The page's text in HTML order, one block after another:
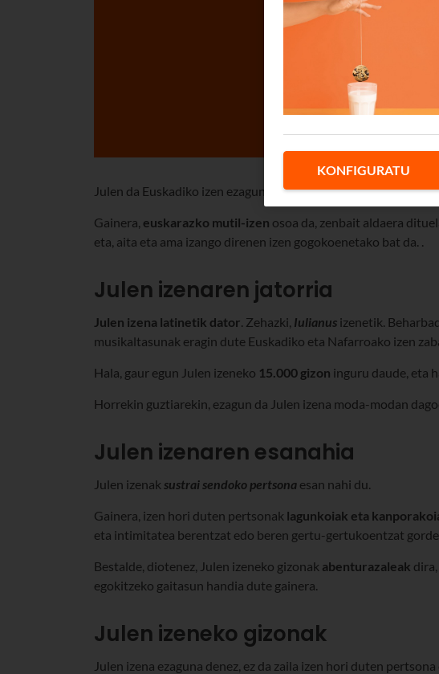
Julen da Euskadiko izen ezagunenetariko bat.
Gainera, euskarazko mutil-izen osoa da, zenbait aldaera
eta, aita eta ama izango direnen izen gogokoenetako bat da. .
Julen izenaren jatorria
Julen izena latinetik dator. Zehazki, Iulianus izenetik.
musikaltasunak eragin dute Euskadiko eta Nafarroako izen
Hala, gaur egun Julen izeneko 15.000 gizon inguru daude, eta
Horrekin guztiarekin, ezagun da Julen izena moda-modan
Julen izenaren esanahia
Julen izenak sustrai sendoko pertsona esan nahi du.
Gainera, izen hori duten pertsonak lagunkoiak eta
eta intimitatea berentzat edo beren gertu-gertukoentzat
Bestalde, diotenez, Julen izeneko gizonak abenturazaleak
egokitzeko gaitasun handia dute gainera.
Julen izeneko gizonak
Julen izena ezaguna denez, ez da zaila izen hori duten
KONFIGURATU